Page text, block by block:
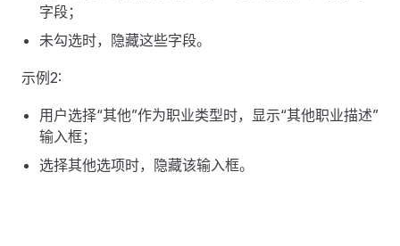
字段；
未勾选时，隐藏这些字段。
示例2:
用户选择“其他”作为职业类型时，显示“其他职业描述”
输入框；
选择其他选项时，隐藏该输入框。